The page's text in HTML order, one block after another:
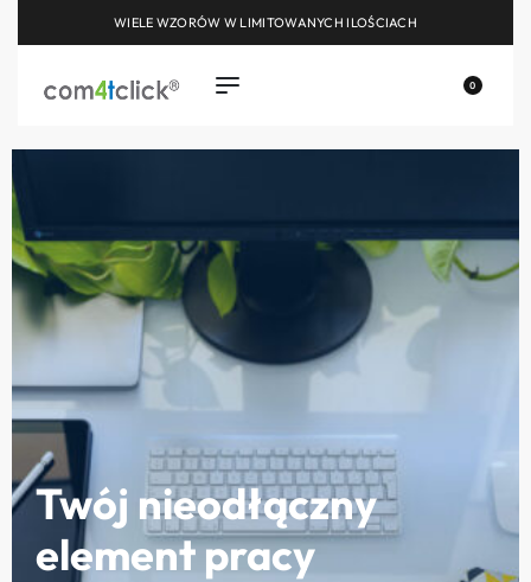
WIELE WZORÓW W LIMITOWANYCH ILOŚCIACH
0
Twój nieodłączny
element pracy